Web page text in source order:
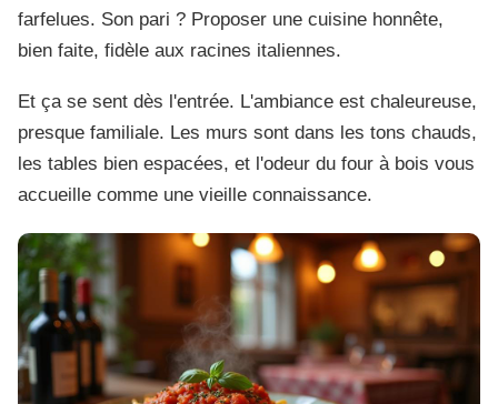
farfelues. Son pari ? Proposer une cuisine honnête,
bien faite, fidèle aux racines italiennes.
Et ça se sent dès l'entrée. L'ambiance est chaleureuse,
presque familiale. Les murs sont dans les tons chauds,
les tables bien espacées, et l'odeur du four à bois vous
accueille comme une vieille connaissance.